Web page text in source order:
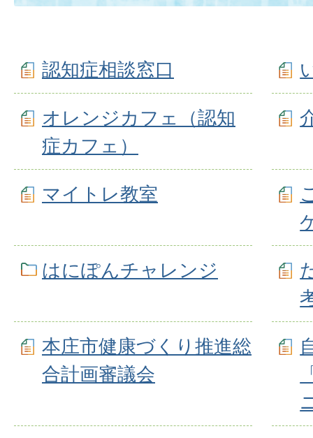
認知症相談窓口
オレンジカフェ（認知
症カフェ）
マイトレ教室
はにぽんチャレンジ
本庄市健康づくり推進総
合計画審議会